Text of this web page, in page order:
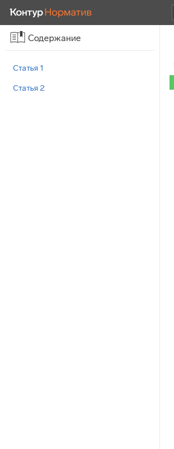
Содержание
Статья 1
Статья 2